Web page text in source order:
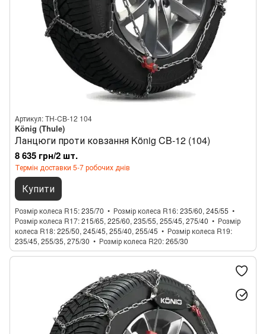
Артикул: TH-CB-12 104
König (Thule)
Ланцюги проти ковзання König CB-12 (104)
8 635 грн/2 шт.
Термін доставки 5-7 робочих днів
Купити
Розмір колеса R15 235/70 Розмір колеса R16 235/60, 245/55
Розмір колеса R17 215/65, 225/60, 235/55, 255/45, 275/40
Розмір
колеса R18 225/50, 245/45, 255/40, 255/45
Розмір колеса R19
235/45, 255/35, 275/30
Розмір колеса R20 265/30